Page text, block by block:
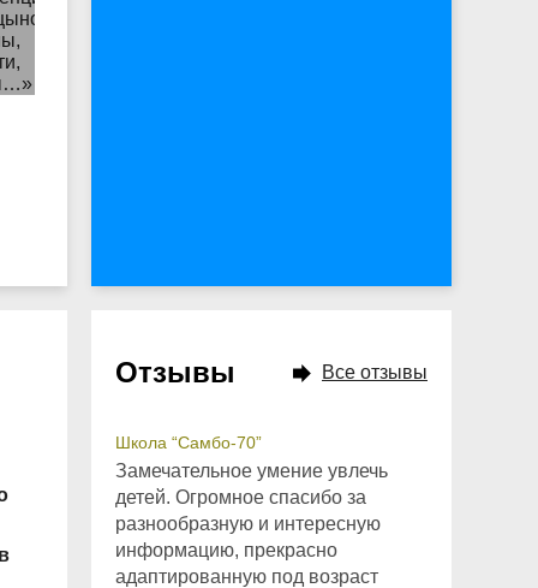
Отзывы Все отзывы
Школа “Самбо-70”
Замечательное умение увлечь
детей. Огромное спасибо за
разнообразную и интересную
информацию, прекрасно
адаптированную под возраст